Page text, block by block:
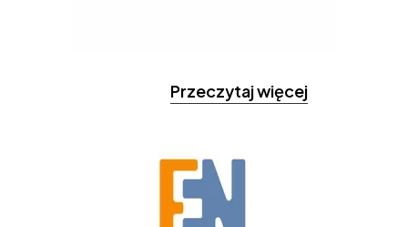
Przeczytaj więcej